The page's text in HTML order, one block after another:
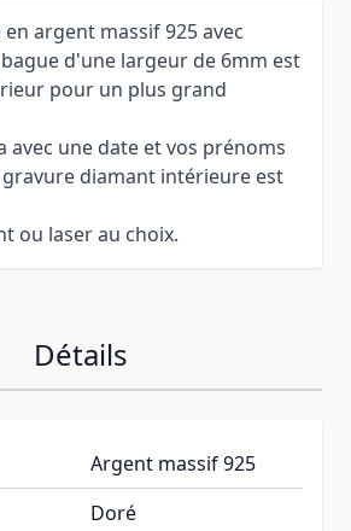
argent massif 925 avec
d'une largeur de 6mm est
pour un plus grand
avec une date et vos prénoms
diamant intérieure est
ou laser au choix.
Détails
Argent massif 925
Doré